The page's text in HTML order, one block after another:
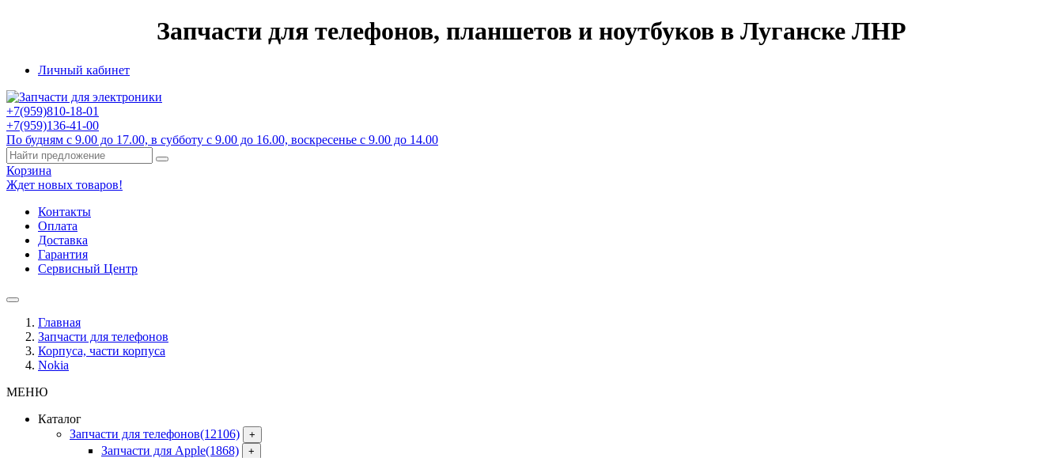
Запчасти для телефонов, планшетов и ноутбуков в Луганске ЛНР
Личный кабинет
+7(959)810-18-01
+7(959)136-41-00
По будням с 9.00 до 17.00, в субботу с 9.00 до 16.00, воскресенье с 9.00 до 14.00
Корзина
Ждет новых товаров!
Контакты
Оплата
Доставка
Гарантия
Сервисный Центр
Главная
Запчасти для телефонов
Корпуса, части корпуса
Nokia
МЕНЮ
Каталог
Запчасти для телефонов(12106) +
Запчасти для Apple(1868) +